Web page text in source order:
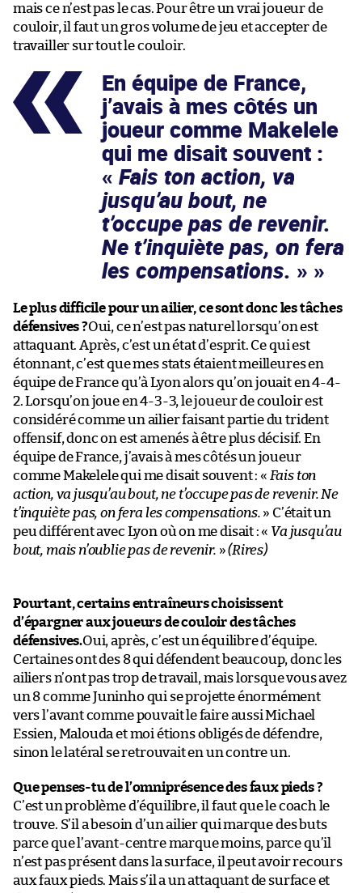
mais ce n’est pas le cas. Pour être un vrai joueur de
couloir, il faut un gros volume de jeu et accepter de
travailler sur tout le couloir.
En équipe de France,
j’avais à mes côtés un
joueur comme Makelele
qui me disait souvent :
« Fais ton action, va
jusqu’au bout, ne
t’occupe pas de revenir.
Ne t’inquiète pas, on fera
les compensations. »
Le plus difficile pour un ailier, ce sont donc les tâches
défensives ?Oui, ce n’est pas naturel lorsqu’on est
attaquant. Après, c’est un état d’esprit. Ce qui est
étonnant, c’est que mes stats étaient meilleures en
équipe de France qu’à Lyon alors qu’on jouait en 4-4-
2. Lorsqu’on joue en 4-3-3, le joueur de couloir est
considéré comme un ailier faisant partie du trident
offensif, donc on est amenés à être plus décisif. En
équipe de France, j’avais à mes côtés un joueur
comme Makelele qui me disait souvent : « Fais ton
action, va jusqu’au bout, ne t’occupe pas de revenir. Ne
t’inquiète pas, on fera les compensations. » C’était un
peu différent avec Lyon où on me disait : « Va jusqu’au
bout, mais n’oublie pas de revenir. »(Rires)
Pourtant, certains entraîneurs choisissent
d’épargner aux joueurs de couloir des tâches
défensives.Oui, après, c’est un équilibre d’équipe.
Certaines ont des 8 qui défendent beaucoup, donc les
ailiers n’ont pas trop de travail, mais lorsque vous avez
un 8 comme Juninho qui se projette énormément
vers l’avant comme pouvait le faire aussi Michael
Essien, Malouda et moi étions obligés de défendre,
sinon le latéral se retrouvait en un contre un.
Que penses-tu de l’omniprésence des faux pieds ?
C’est un problème d’équilibre, il faut que le coach le
trouve. S’il a besoin d’un ailier qui marque des buts
parce que l’avant-centre marque moins, parce qu’il
n’est pas présent dans la surface, il peut avoir recours
aux faux pieds. Mais s’il a un attaquant de surface et